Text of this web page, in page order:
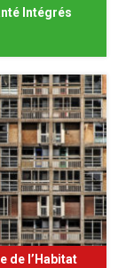
Intégrés
des
défis. Le
en
de l’Habitat